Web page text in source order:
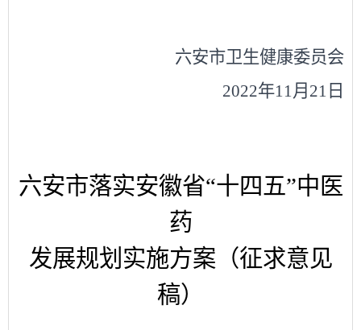
六安市卫生健康委员会
2022年11月21日
六安市落实安徽省“十四五”中医
药
发展规划实施方案 （征求意见
稿）